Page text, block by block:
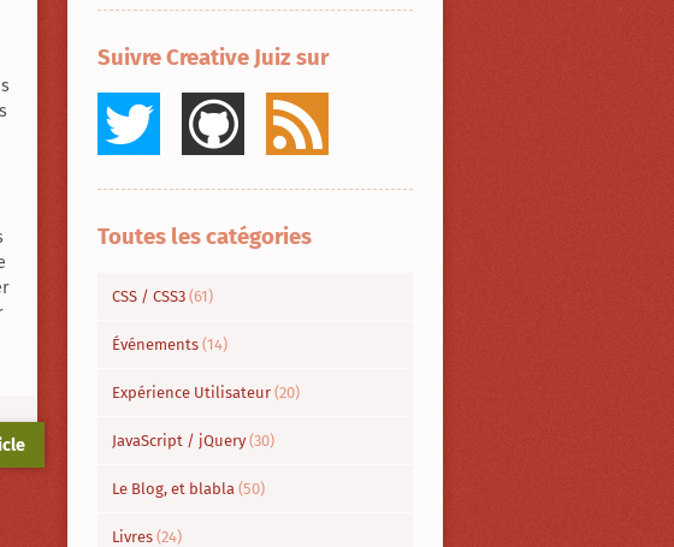
Suivre Creative Juiz sur
Toutes les catégories
CSS / CSS3 (61)
Événements (14)
Expérience Utilisateur (20)
JavaScript / jQuery (30)
Le Blog, et blabla (50)
Livres (24)